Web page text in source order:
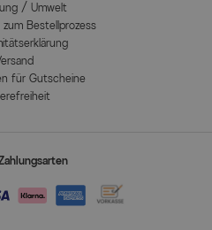
/ Umwelt
Bestellprozess
für Gutscheine